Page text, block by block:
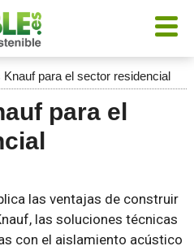
Knauf para el sector residencial
para el
las ventajas de construir
las soluciones técnicas
con el aislamiento acústico